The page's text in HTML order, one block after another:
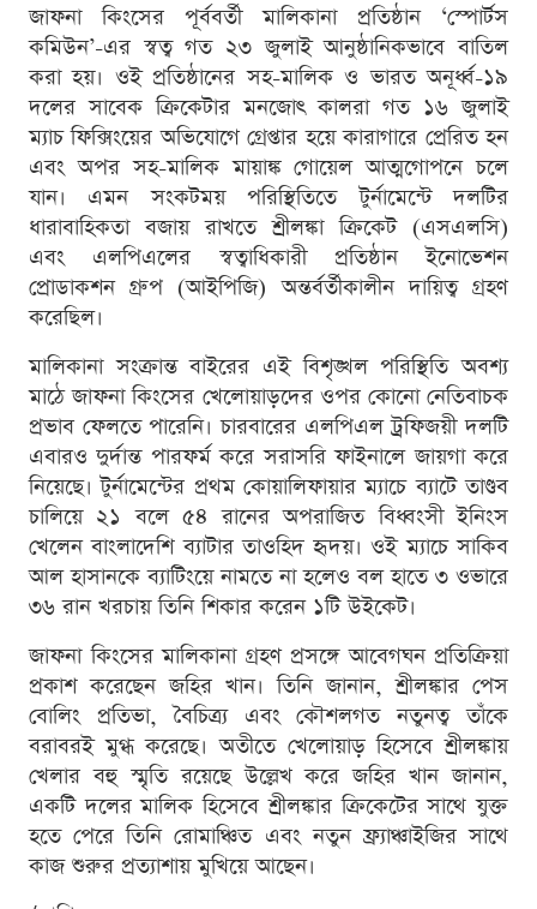
জাফনা কিংসের পূর্ববর্তী মালিকানা প্রতিষ্ঠান ‘স্পোর্টস
কমিউন’-এর স্বত্ব গত ২৩ জুলাই আনুষ্ঠানিকভাবে বাতিল
করা হয়। ওই প্রতিষ্ঠানের সহ-মালিক ও ভারত অনূর্ধ্ব-১৯
দলের সাবেক ক্রিকেটার মনজোৎ কালরা গত ১৬ জুলাই
ম্যাচ ফিক্সিংয়ের অভিযোগে গ্রেপ্তার হয়ে কারাগারে প্রেরিত হন
এবং অপর সহ-মালিক মায়াঙ্ক গোয়েল আত্মগোপনে চলে
যান। এমন সংকটময় পরিস্থিতিতে টুর্নামেন্টে দলটির
ধারাবাহিকতা বজায় রাখতে শ্রীলঙ্কা ক্রিকেট (এসএলসি)
এবং এলপিএলের স্বত্বাধিকারী প্রতিষ্ঠান ইনোভেশন
প্রোডাকশন গ্রুপ (আইপিজি) অন্তর্বর্তীকালীন দায়িত্ব গ্রহণ
করেছিল।
মালিকানা সংক্রান্ত বাইরের এই বিশৃঙ্খল পরিস্থিতি অবশ্য
মাঠে জাফনা কিংসের খেলোয়াড়দের ওপর কোনো নেতিবাচক
প্রভাব ফেলতে পারেনি। চারবারের এলপিএল ট্রফিজয়ী দলটি
এবারও দুর্দান্ত পারফর্ম করে সরাসরি ফাইনালে জায়গা করে
নিয়েছে। টুর্নামেন্টের প্রথম কোয়ালিফায়ার ম্যাচে ব্যাটে তাণ্ডব
চালিয়ে ২১ বলে ৫৪ রানের অপরাজিত বিধ্বংসী ইনিংস
খেলেন বাংলাদেশি ব্যাটার তাওহিদ হৃদয়। ওই ম্যাচে সাকিব
আল হাসানকে ব্যাটিংয়ে নামতে না হলেও বল হাতে ৩ ওভারে
৩৬ রান খরচায় তিনি শিকার করেন ১টি উইকেট।
জাফনা কিংসের মালিকানা গ্রহণ প্রসঙ্গে আবেগঘন প্রতিক্রিয়া
প্রকাশ করেছেন জহির খান। তিনি জানান, শ্রীলঙ্কার পেস
বোলিং প্রতিভা, বৈচিত্র্য এবং কৌশলগত নতুনত্ব তাঁকে
বরাবরই মুগ্ধ করেছে। অতীতে খেলোয়াড় হিসেবে শ্রীলঙ্কায়
খেলার বহু স্মৃতি রয়েছে উল্লেখ করে জহির খান জানান,
একটি দলের মালিক হিসেবে শ্রীলঙ্কার ক্রিকেটের সাথে যুক্ত
হতে পেরে তিনি রোমাঞ্চিত এবং নতুন ফ্র্যাঞ্চাইজির সাথে
কাজ শুরুর প্রত্যাশায় মুখিয়ে আছেন।